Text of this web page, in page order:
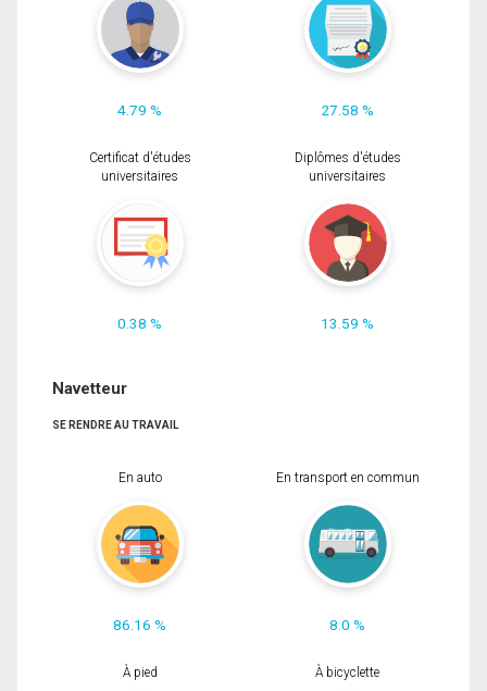
4.79 % 27.58 %
Certificat d'études
universitaires
0.38 %
Diplômes d'études
universitaires
13.59 %
Navetteur
SE RENDRE AU TRAVAIL
En auto
86.16 %
En transport en commun
8.0 %
À pied À bicyclette